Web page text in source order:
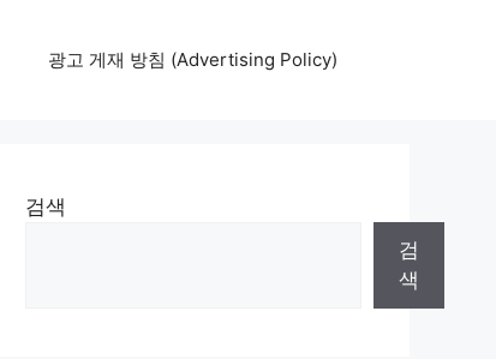
광고 게재 방침 (Advertising Policy)
검색
검
색